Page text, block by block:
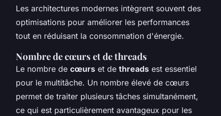
Les architectures modernes intègrent souvent des
optimisations pour améliorer les performances
tout en réduisant la consommation d'énergie.
Nombre de cœurs et de threads
Le nombre de cœurs et de threads est essentiel
pour le multitâche. Un nombre élevé de cœurs
permet de traiter plusieurs tâches simultanément,
ce qui est particulièrement avantageux pour les